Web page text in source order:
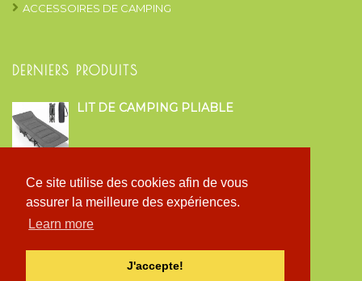
Ce site utilise des cookies afin de vous
assurer la meilleure des expériences.
Learn more
J'accepte!
ACCESSOIRES DE CAMPING
DERNIERS PRODUITS
LIT DE CAMPING PLIABLE
TENTE CLOCHE FAMILIAL STYLE
TENTE ARRIÈRE CAMPING CAR ET VAN